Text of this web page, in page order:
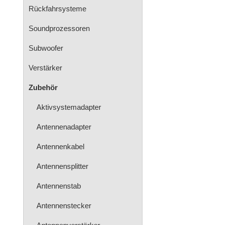
Rückfahrsysteme
Soundprozessoren
Subwoofer
Verstärker
Zubehör
Aktivsystemadapter
Antennenadapter
Antennenkabel
Antennensplitter
Antennenstab
Antennenstecker